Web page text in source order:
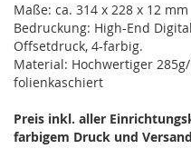
Maße: ca. 314 x 228 x 12 mm
Bedruckung: High-End
Offsetdruck, 4-farbig.
Material: Hochwertiger
folienkaschiert
Preis inkl. aller
farbigem Druck und